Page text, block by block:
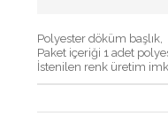
Polyester döküm başlık,
Paket içeriği 1 adet
İstenilen renk üretim